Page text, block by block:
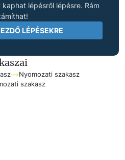
lépésről lépésre. Rám
LÉPÉSEKRE
Nyomozati szakasz
szakasz